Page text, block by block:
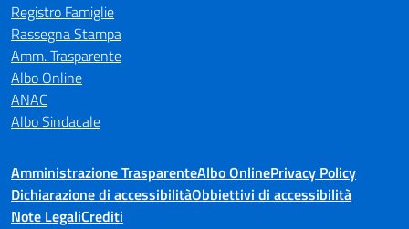
Registro Famiglie
Rassegna Stampa
Amm. Trasparente
Albo Online
ANAC
Albo Sindacale
Amministrazione TrasparenteAlbo OnlinePrivacy Policy
Dichiarazione di accessibilitàObbiettivi di accessibilità
Note LegaliCrediti